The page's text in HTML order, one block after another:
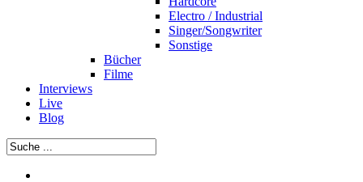
Electro / Industrial
Singer/Songwriter
Sonstige
Bücher
Filme
Interviews
Live
Blog